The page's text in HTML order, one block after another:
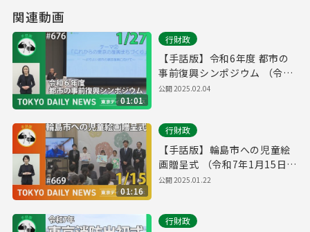
関連動画
01:01
行財政
【手話版】令和6年度 都市の
事前復興シンポジウム （令和
7年1月27日 東京デイリーニュ
公開2025.02.04
01:16
行財政
【手話版】輪島市への児童絵
画贈呈式 （令和7年1月15日
東京デイリーニュース
公開2025.01.22
行財政